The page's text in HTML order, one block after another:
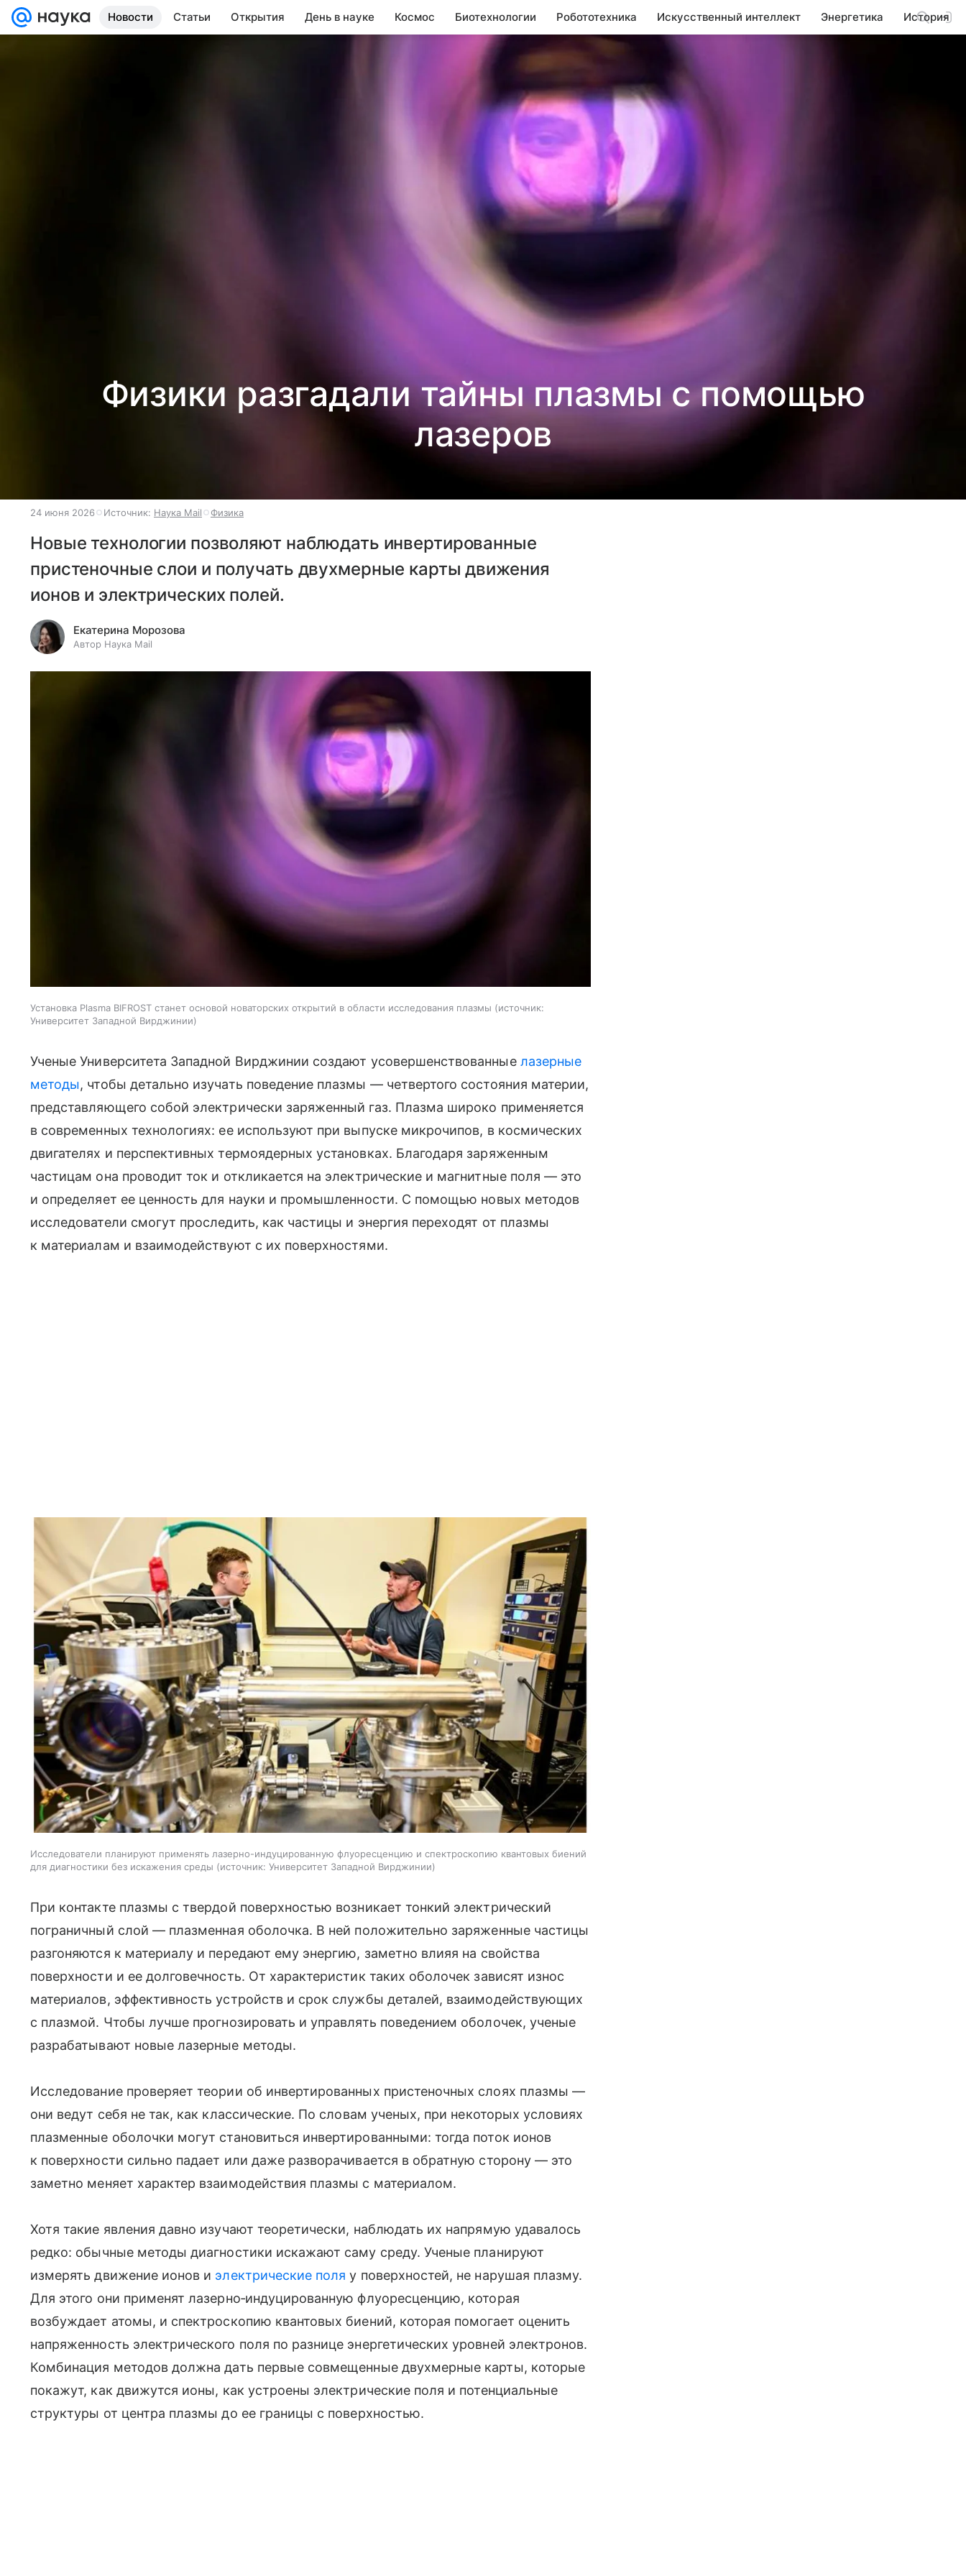
Новости Статьи Открытия День в науке Космос Биотехнологии Робототехника Искусственный интеллект Энергетика История
Физики разгадали тайны плазмы с помощью
лазеров
24 июня 2026 Источник: Наука Mail Физика
Новые технологии позволяют наблюдать инвертированные
пристеночные слои и получать двухмерные карты движения
ионов и электрических полей.
Екатерина Морозова
Автор Наука Mail
Установка Plasma BIFROST станет основой новаторских открытий в области исследования плазмы
источник:
Университет Западной Вирджинии
Ученые Университета Западной Вирджинии создают усовершенствованные лазерные
методы, чтобы детально изучать поведение плазмы — четвертого состояния материи,
представляющего собой электрически заряженный газ. Плазма широко применяется
в современных технологиях: ее используют при выпуске микрочипов, в космических
двигателях и перспективных термоядерных установках. Благодаря заряженным
частицам она проводит ток и откликается на электрические и магнитные поля — это
и определяет ее ценность для науки и промышленности. С помощью новых методов
исследователи смогут проследить, как частицы и энергия переходят от плазмы
к материалам и взаимодействуют с их поверхностями.
Исследователи планируют применять лазерно-индуцированную флуоресценцию и спектроскопию квантовых биений
для диагностики без искажения среды
источник: Университет Западной Вирджинии
При контакте плазмы с твердой поверхностью возникает тонкий электрический
пограничный слой — плазменная оболочка. В ней положительно заряженные частицы
разгоняются к материалу и передают ему энергию, заметно влияя на свойства
поверхности и ее долговечность. От характеристик таких оболочек зависят износ
материалов, эффективность устройств и срок службы деталей, взаимодействующих
с плазмой. Чтобы лучше прогнозировать и управлять поведением оболочек, ученые
разрабатывают новые лазерные методы.
Исследование проверяет теории об инвертированных пристеночных слоях плазмы —
они ведут себя не так, как классические. По словам ученых, при некоторых условиях
плазменные оболочки могут становиться инвертированными: тогда поток ионов
к поверхности сильно падает или даже разворачивается в обратную сторону — это
заметно меняет характер взаимодействия плазмы с материалом.
Хотя такие явления давно изучают теоретически, наблюдать их напрямую удавалось
редко: обычные методы диагностики искажают саму среду. Ученые планируют
измерять движение ионов и электрические поля у поверхностей, не нарушая плазму.
Для этого они применят лазерно‑индуцированную флуоресценцию, которая
возбуждает атомы, и спектроскопию квантовых биений, которая помогает оценить
напряженность электрического поля по разнице энергетических уровней электронов.
Комбинация методов должна дать первые совмещенные двухмерные карты, которые
покажут, как движутся ионы, как устроены электрические поля и потенциальные
структуры от центра плазмы до ее границы с поверхностью.